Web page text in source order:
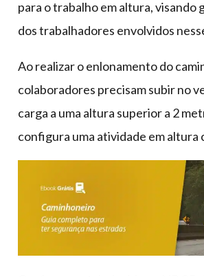
para o trabalho em altura, visando
dos trabalhadores envolvidos
Ao realizar o enlonamento do
colaboradores precisam subir no
carga a uma altura superior a 2
configura uma atividade em altura